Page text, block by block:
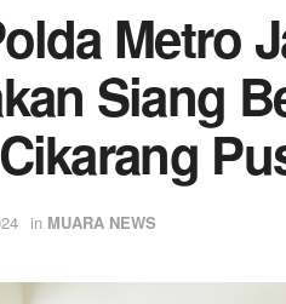
Metro
Siang
in MUARA NEWS